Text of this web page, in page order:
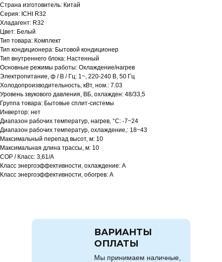
Страна изготовитель: Китай
Серия: ICHI R32
Хладагент: R32
Цвет: Белый
Тип товара: Комплект
Тип кондиционера: Бытовой кондиционер
Тип внутреннего блока: Настенный
Основные режимы работы: Охлаждение/нагрев
Электропитание, ф / В / Гц: 1~, 220-240 В, 50 Гц
Холодопроизводительность, кВт, ном.: 7.03
Уровень звукового давления, ВБ, охлажден: 48/33,5
Группа товара: Бытовые сплит-системы
Инвертор: нет
Диапазон рабочих температур, нагрев, °C: -7~24
Диапазон рабочих температур, охлаждение,: 18~43
Максимальный перепад высот, м: 10
Максимальная длина трассы, м: 10
COP / Класс: 3,61/А
Класс энергоэффективности, охлаждение: A
Класс энергоэффективности, обогрев: A
Мы принимаем наличные,
ВАРИАНТЫ
ОПЛАТЫ